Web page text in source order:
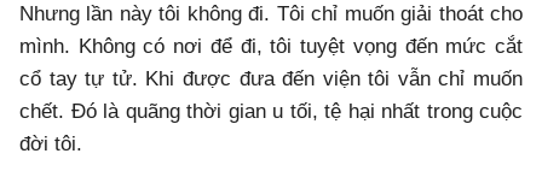
Nhưng lần này tôi không đi. Tôi chỉ muốn giải thoát cho
mình. Không có nơi để đi, tôi tuyệt vọng đến mức cắt
cổ tay tự tử. Khi được đưa đến viện tôi vẫn chỉ muốn
chết. Đó là quãng thời gian u tối, tệ hại nhất trong cuộc
đời tôi.